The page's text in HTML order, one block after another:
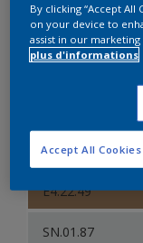
Colour Futures
Lifestyle Colors
Color Selection
Color Selection
Sikkens ACC to
DN.03.86
G4.05.81
F8.12.71
E4.22.49
SN.01.87
By clicking “Accept
on your device to
assist in our marketing
plus d'informations
Accept All Cookies